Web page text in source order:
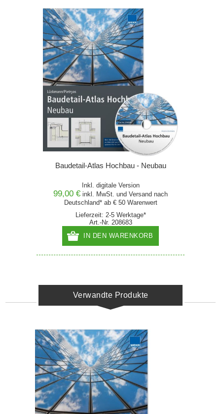
Baudetail-Atlas Hochbau - Neubau
Inkl. digitale Version
99,00 € inkl. MwSt. und Versand nach
Deutschland* ab € 50 Warenwert
Lieferzeit: 2-5 Werktage*
Art.-Nr. 208683
IN DEN WARENKORB
Verwandte Produkte